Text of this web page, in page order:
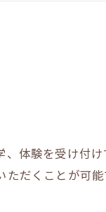
体験を受け付け
だくことが可能